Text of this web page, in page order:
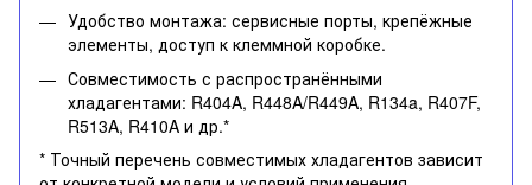
Удобство монтажа: сервисные порты, крепёжные
элементы, доступ к клеммной коробке.
Совместимость с распространёнными
хладагентами: R404A, R448A/R449A, R134a, R407F,
R513A, R410A и др.*
* Точный перечень совместимых хладагентов зависит